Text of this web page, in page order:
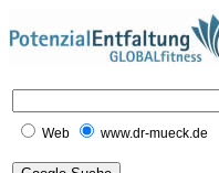
Web www.dr-mueck.de